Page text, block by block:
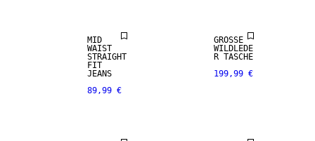
MID
WAIST
STRAIGHT
FIT
JEANS
89,99 €
GROSSE
WILDLEDE
R TASCHE
199,99 €